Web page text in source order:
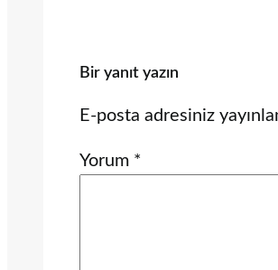
Bir yanıt yazın
E-posta adresiniz
Yorum *